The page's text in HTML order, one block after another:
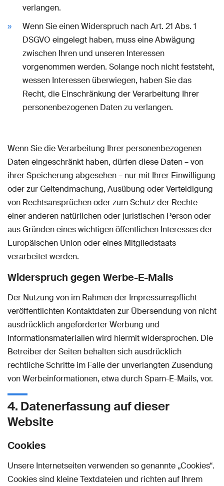
verlangen.
Wenn Sie einen Widerspruch nach Art. 21 Abs. 1
DSGVO eingelegt haben, muss eine Abwägung
zwischen Ihren und unseren Interessen
vorgenommen werden. Solange noch nicht feststeht,
wessen Interessen überwiegen, haben Sie das
Recht, die Einschränkung der Verarbeitung Ihrer
personenbezogenen Daten zu verlangen.
Wenn Sie die Verarbeitung Ihrer personenbezogenen
Daten eingeschränkt haben, dürfen diese Daten – von
ihrer Speicherung abgesehen – nur mit Ihrer Einwilligung
oder zur Geltendmachung, Ausübung oder Verteidigung
von Rechtsansprüchen oder zum Schutz der Rechte
einer anderen natürlichen oder juristischen Person oder
aus Gründen eines wichtigen öffentlichen Interesses der
Europäischen Union oder eines Mitgliedstaats
verarbeitet werden.
Widerspruch gegen Werbe-E-Mails
Der Nutzung von im Rahmen der Impressumspflicht
veröffentlichten Kontaktdaten zur Übersendung von nicht
ausdrücklich angeforderter Werbung und
Informationsmaterialien wird hiermit widersprochen. Die
Betreiber der Seiten behalten sich ausdrücklich
rechtliche Schritte im Falle der unverlangten Zusendung
von Werbeinformationen, etwa durch Spam-E-Mails, vor.
4. Datenerfassung auf dieser
Website
Cookies
Unsere Internetseiten verwenden so genannte „Cookies“.
Cookies sind kleine Textdateien und richten auf Ihrem